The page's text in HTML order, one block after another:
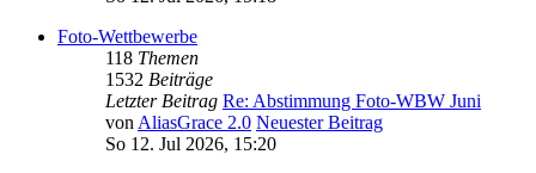
Foto-Wettbewerbe
118 Themen
1532 Beiträge
Letzter Beitrag Re: Abstimmung Foto-WBW Juni
vonAliasGrace 2.0 Neuester Beitrag
So 12. Jul 2026, 15:20